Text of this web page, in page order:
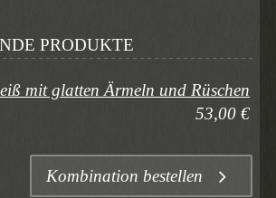
PRODUKTE
mit glatten Ärmeln und Rüschen
53,00 €
Kombination bestellen